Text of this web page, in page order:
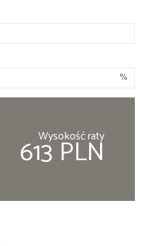
%
Wysokość raty
613 PLN